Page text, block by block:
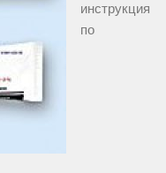
инструкция
по